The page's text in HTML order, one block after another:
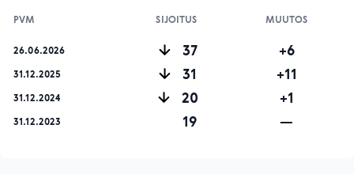
PVM SIJOITUS MUUTOS
26.06.2026 37 +6
31.12.2025 31 +11
31.12.2024 20 +1
31.12.2023 19 —